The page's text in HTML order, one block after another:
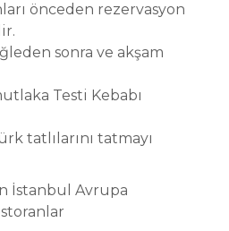
önceden rezervasyon
sonra ve akşam
Testi Kebabı
tatlılarını tatmayı
İstanbul Avrupa